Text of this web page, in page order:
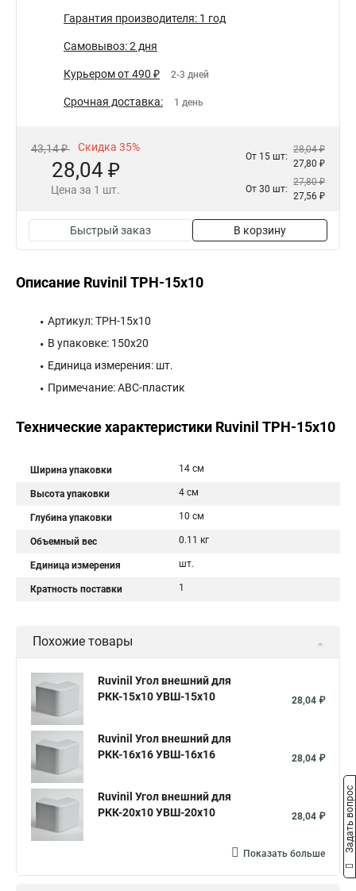
Гарантия производителя: 1 год
Самовывоз: 2 дня
Курьером от 490 ₽ 2-3 дней
Срочная доставка: 1 день
43,14 ₽ Скидка 35%
28,04 ₽
Цена за 1 шт.
От 15 шт:
28,04 ₽
27,80 ₽
От 30 шт:
27,80 ₽
27,56 ₽
Быстрый заказ В корзину
Описание Ruvinil ТРН-15х10
Артикул: ТРН-15х10
В упаковке: 150х20
Единица измерения: шт.
Примечание: АВС-пластик
Технические характеристики Ruvinil ТРН-15х10
Ширина упаковки 14 см
Высота упаковки 4 см
Глубина упаковки 10 см
Объемный вес 0.11 кг
Единица измерения шт.
Кратность поставки 1
Похожие товары
Ruvinil Угол внешний для
РКК-15х10 УВШ-15х10
28,04 ₽
Ruvinil Угол внешний для
РКК-16х16 УВШ-16х16
28,04 ₽
Ruvinil Угол внешний для
РКК-20х10 УВШ-20х10
28,04 ₽
Показать больше Задать вопрос